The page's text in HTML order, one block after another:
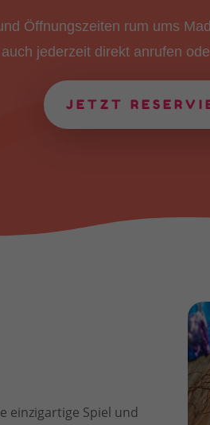
Öffnungszeiten rum ums
jederzeit direkt anrufen
JETZT
einzigartige Spiel und